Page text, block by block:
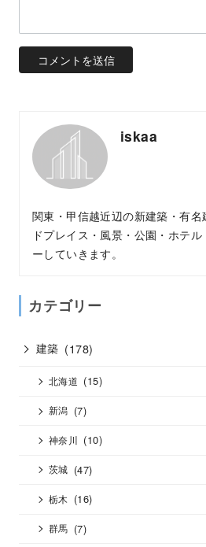
iskaa
関東・甲信越近辺の新建築・有
ドプレイス・風景・公園・ホテ
ーしていきます。
カテゴリー
建築 (178)
北海道 (15)
新潟 (7)
神奈川 (10)
茨城 (47)
栃木 (16)
群馬 (7)